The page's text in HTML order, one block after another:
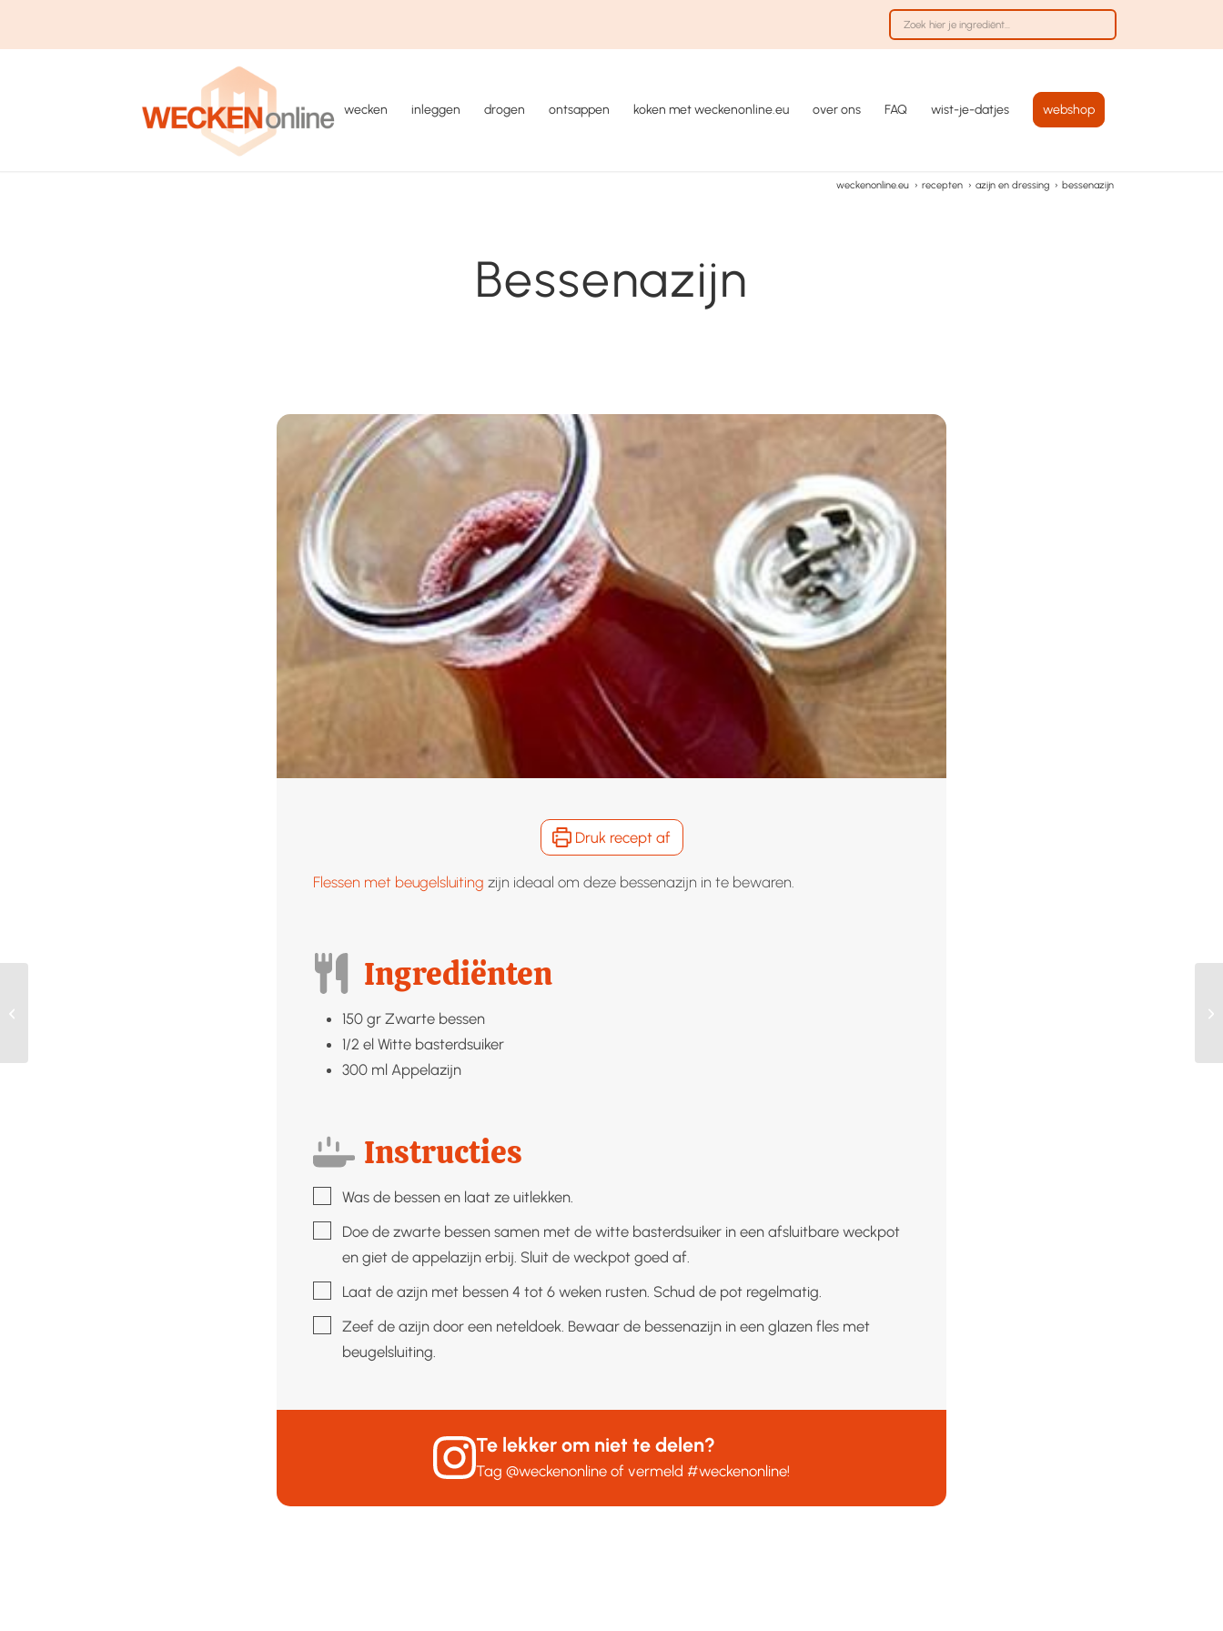
wecken inleggen drogen ontsappen koken met weckenonline.eu over ons FAQ wist-je-datjes webshop
weckenonline.eu › recepten › azijn en dressing › bessenazijn
Bessenazijn
Druk recept af
Flessen met beugelsluiting zijn ideaal om deze bessenazijn in te bewaren.
Ingrediënten
150 gr Zwarte bessen
1/2 el Witte basterdsuiker
300 ml Appelazijn
Instructies
▢Was de bessen en laat ze uitlekken.
▢Doe de zwarte bessen samen met de witte basterdsuiker in een afsluitbare weckpot
en giet de appelazijn erbij. Sluit de weckpot goed af.
▢Laat de azijn met bessen 4 tot 6 weken rusten. Schud de pot regelmatig.
▢
Zeef de azijn door een neteldoek. Bewaar de bessenazijn in een glazen fles met
beugelsluiting.
Te lekker om niet te delen?
Tag@weckenonline of vermeld#weckenonline!